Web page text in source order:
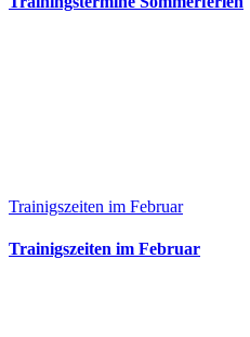
Trainigszeiten im Februar
Trainigszeiten im Februar